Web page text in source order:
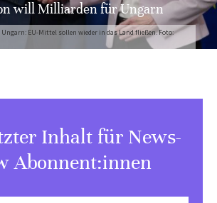
EU-Mittel sollen wieder in das Land fließen. Foto:
will Milliarden für Ungarn
Inhalt für News-
Abonnent:innen